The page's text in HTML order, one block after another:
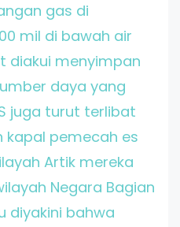
gas di
mil di bawah air
diakui menyimpan
daya yang
juga turut terlibat
kapal pemecah es
Artik mereka
Negara Bagian
diyakini bahwa